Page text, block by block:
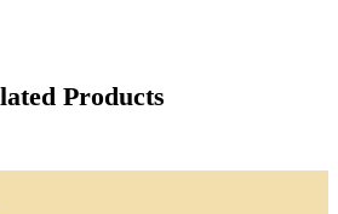
Products